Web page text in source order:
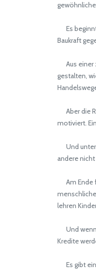
Es beginnt
Baukraft
Aus einer
gestalten,
Aber die
motiviert.
Und unter
andere
Am Ende
lehren
Und wenn
Kredite
Es gibt